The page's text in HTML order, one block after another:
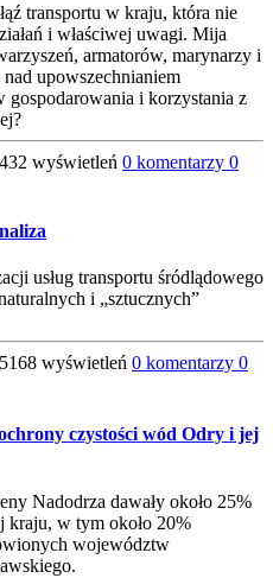
transportu w kraju, która nie
i właściwej uwagi. Mija
armatorów, marynarzy i
upowszechnianiem
i korzystania z
wyświetleń 0 komentarzy 0
usług transportu śródlądowego
i „sztucznych”
wyświetleń 0 komentarzy 0
czystości wód Odry i jej
Nadodrza dawały około 25%
kraju, w tym około 20%
województw